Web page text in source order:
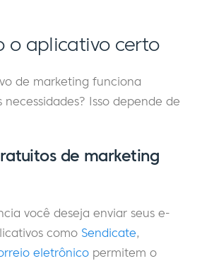
o aplicativo certo
de marketing funciona
necessidades? Isso depende de
de marketing
você deseja enviar seus e-
como Sendicate,
eletrônico permitem o